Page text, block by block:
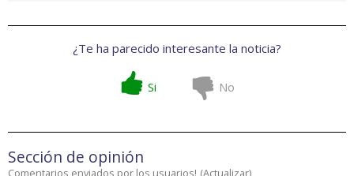
¿Te ha parecido interesante la noticia?
Si No
Sección de opinión
Comentarios enviados por los usuarios! (Actualizar)